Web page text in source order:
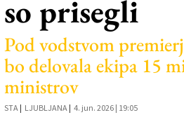
Še
Vreme
V Kioskih
so prisegli
Pod vodstvom
bo delovala ekipa 15
ministrov
STA | LJUBLJANA | 4. jun. 2026 | 19:05